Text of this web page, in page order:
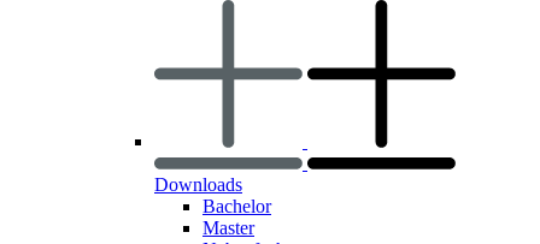
Downloads
Bachelor
Master